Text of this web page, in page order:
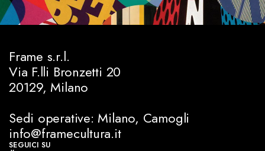
Frame s.r.l.
Via F.lli Bronzetti 20
20129, Milano
Sedi operative: Milano, Camogli
info@framecultura.it
SEGUICI SU